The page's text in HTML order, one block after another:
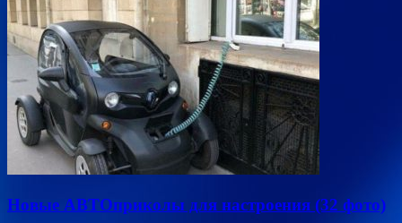
Новые АВТОприколы для настроения (32 фото)